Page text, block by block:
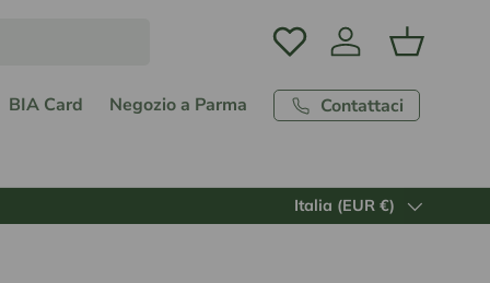
Accedi Carrello
BIA Card Negozio a Parma Contattaci
Paese/Regione
Italia (EUR €)